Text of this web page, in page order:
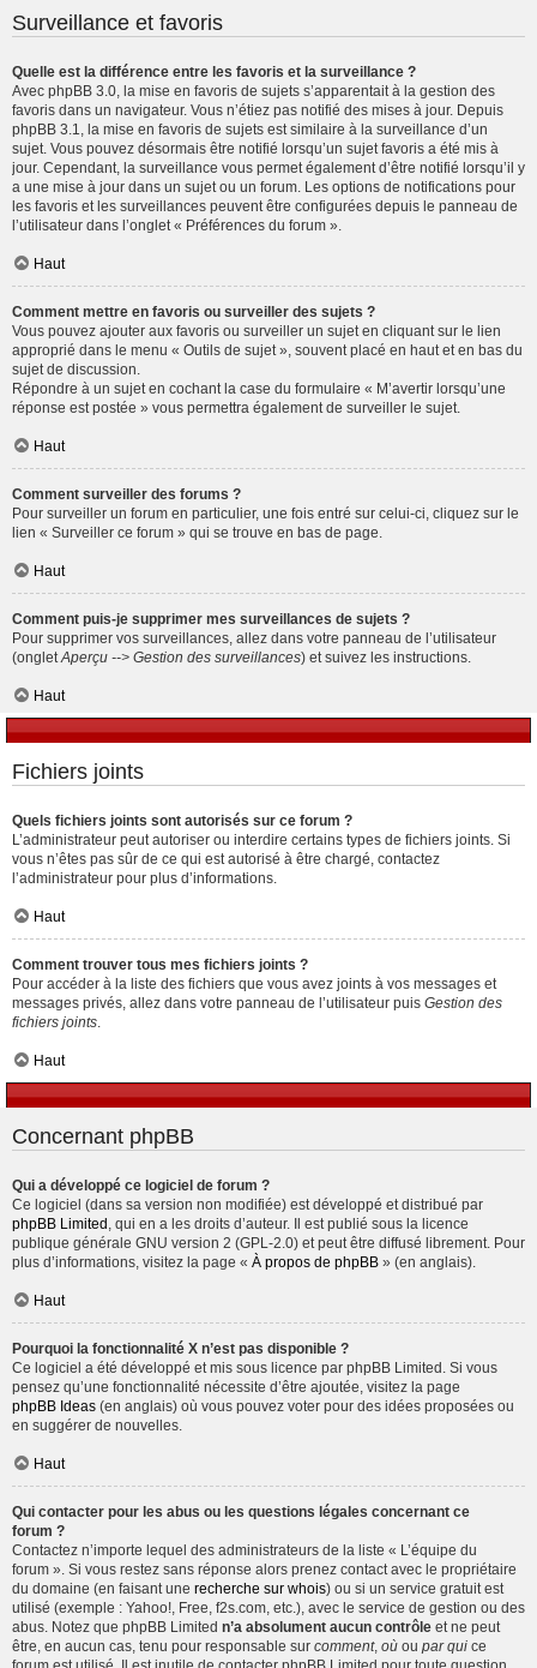
Surveillance et favoris
Quelle est la différence entre les favoris et la surveillance ?
Avec phpBB 3.0, la mise en favoris de sujets s’apparentait à la gestion des
favoris dans un navigateur. Vous n’étiez pas notifié des mises à jour. Depuis
phpBB 3.1, la mise en favoris de sujets est similaire à la surveillance d’un
sujet. Vous pouvez désormais être notifié lorsqu’un sujet favoris a été mis à
jour. Cependant, la surveillance vous permet également d’être notifié lorsqu’il y
a une mise à jour dans un sujet ou un forum. Les options de notifications pour
les favoris et les surveillances peuvent être configurées depuis le panneau de
l’utilisateur dans l’onglet « Préférences du forum ».
Haut
Comment mettre en favoris ou surveiller des sujets ?
Vous pouvez ajouter aux favoris ou surveiller un sujet en cliquant sur le lien
approprié dans le menu « Outils de sujet », souvent placé en haut et en bas du
sujet de discussion.
Répondre à un sujet en cochant la case du formulaire « M’avertir lorsqu’une
réponse est postée » vous permettra également de surveiller le sujet.
Haut
Comment surveiller des forums ?
Pour surveiller un forum en particulier, une fois entré sur celui-ci, cliquez sur le
lien « Surveiller ce forum » qui se trouve en bas de page.
Haut
Comment puis-je supprimer mes surveillances de sujets ?
Pour supprimer vos surveillances, allez dans votre panneau de l’utilisateur
(onglet Aperçu --> Gestion des surveillances) et suivez les instructions.
Haut
Fichiers joints
Quels fichiers joints sont autorisés sur ce forum ?
L’administrateur peut autoriser ou interdire certains types de fichiers joints. Si
vous n’êtes pas sûr de ce qui est autorisé à être chargé, contactez
l’administrateur pour plus d’informations.
Haut
Comment trouver tous mes fichiers joints ?
Pour accéder à la liste des fichiers que vous avez joints à vos messages et
messages privés, allez dans votre panneau de l’utilisateur puis Gestion des
fichiers joints
Haut
Concernant phpBB
Qui a développé ce logiciel de forum ?
Ce logiciel (dans sa version non modifiée) est développé et distribué par
phpBB Limited , qui en a les droits d’auteur. Il est publié sous la licence
publique générale GNU version 2 (GPL-2.0) et peut être diffusé librement. Pour
plus d’informations, visitez la page « À propos de phpBB » (en anglais).
Haut
Pourquoi la fonctionnalité X n’est pas disponible ?
Ce logiciel a été développé et mis sous licence par phpBB Limited. Si vous
pensez qu’une fonctionnalité nécessite d’être ajoutée, visitez la page
phpBB Ideas (en anglais) où vous pouvez voter pour des idées proposées ou
en suggérer de nouvelles.
Haut
Qui contacter pour les abus ou les questions légales concernant ce
forum ?
Contactez n’importe lequel des administrateurs de la liste « L’équipe du
forum ». Si vous restez sans réponse alors prenez contact avec le propriétaire
du domaine (en faisant une recherche sur whois) ou si un service gratuit est
utilisé (exemple : Yahoo!, Free, f2s.com, etc.), avec le service de gestion ou des
abus. Notez que phpBB Limited n’a absolument aucun contrôle et ne peut
être, en aucun cas, tenu pour responsable sur comment, où ou par qui ce